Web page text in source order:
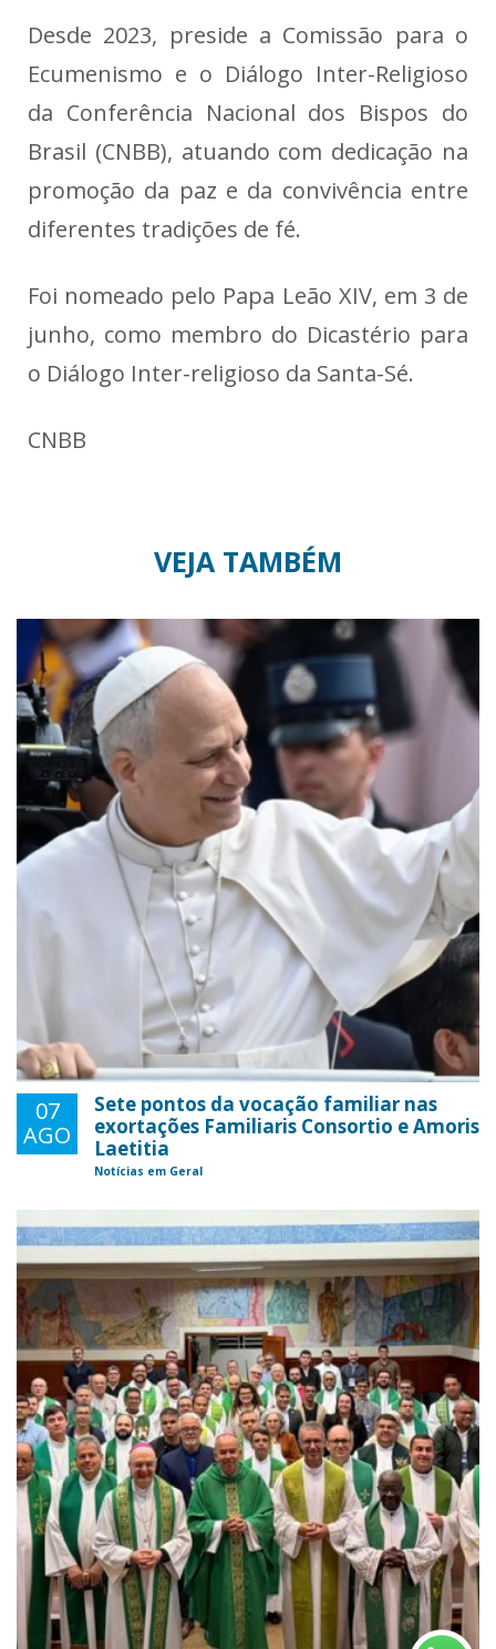
Desde 2023, preside a Comissão para o
Ecumenismo e o Diálogo Inter-Religioso
da Conferência Nacional dos Bispos do
Brasil (CNBB), atuando com dedicação na
promoção da paz e da convivência entre
diferentes tradições de fé.
Foi nomeado pelo Papa Leão XIV, em 3 de
junho, como membro do Dicastério para
o Diálogo Inter-religioso da Santa-Sé.
CNBB
VEJA TAMBÉM
07
AGO
Sete pontos da vocação familiar nas
exortações Familiaris Consortio e Amoris
Laetitia
Notícias em Geral